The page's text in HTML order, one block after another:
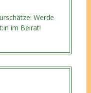
Werde
im Beirat!